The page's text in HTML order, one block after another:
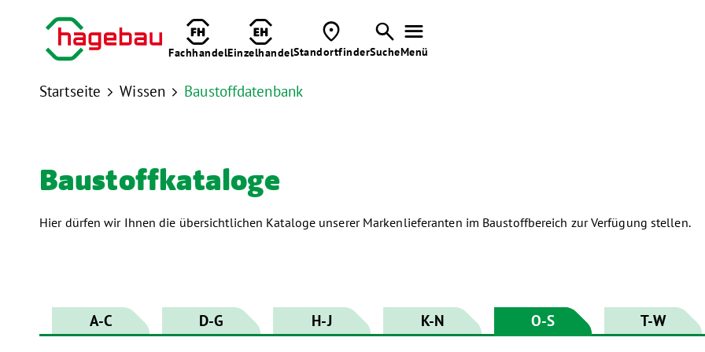
FachhandelEinzelhandel

Standortfinder

Suche

Menü
Startseite  Wissen  Baustoffdatenbank
Baustoff­kataloge
Hier dürfen wir Ihnen die übersichtlichen Kataloge unserer Markenlieferanten im Baustoffbereich zur Verfügung stellen.
A-C D-G H-J K-N O-S T-W